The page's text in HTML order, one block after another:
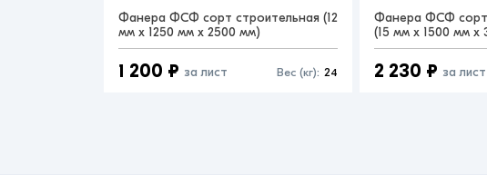
Фанера ФСФ сорт строительная (12
мм x 1250 мм x 2500 мм)
1 200 ₽ за лист Вес (кг): 24
Фанера ФСФ сорт
(15 мм x 1500 мм x
2 230 ₽ за лист